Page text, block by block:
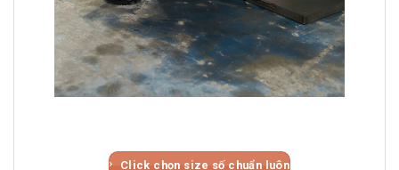
Click chọn size số chuẩn luôn